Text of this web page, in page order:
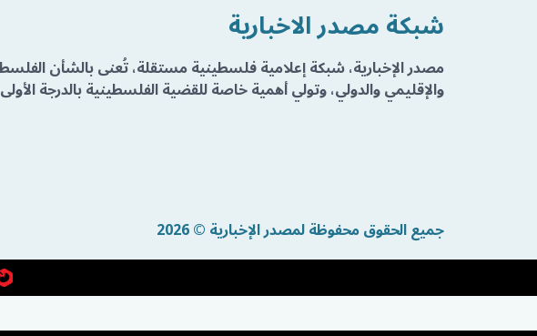
شبكة مصدر الاخبارية
مصدر الإخبارية، شبكة إعلامية فلسطينية مستقلة، تُعنى بالشأن
والإقليمي والدولي، وتولي أهمية خاصة للقضية الفلسطينية بالدرجة الأولى
جميع الحقوق محفوظة لمصدر الإخبارية © 2026